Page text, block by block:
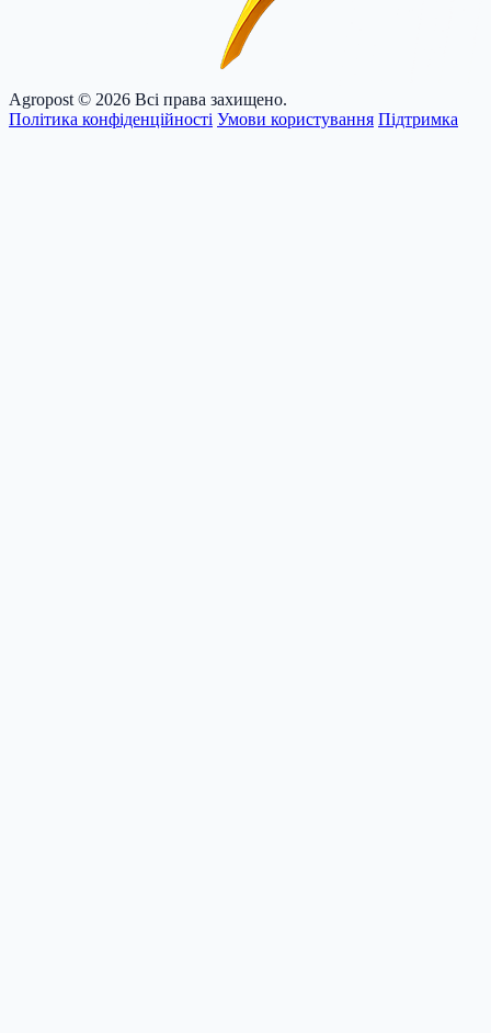
Agropost © 2026 Всі права захищено.
Політика конфіденційності Умови користування Підтримка